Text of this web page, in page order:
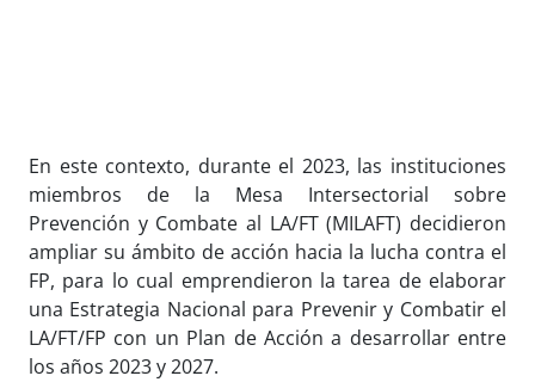
En este contexto, durante el 2023, las instituciones
miembros de la Mesa Intersectorial sobre
Prevención y Combate al LA/FT (MILAFT) decidieron
ampliar su ámbito de acción hacia la lucha contra el
FP, para lo cual emprendieron la tarea de elaborar
una Estrategia Nacional para Prevenir y Combatir el
LA/FT/FP con un Plan de Acción a desarrollar entre
los años 2023 y 2027.